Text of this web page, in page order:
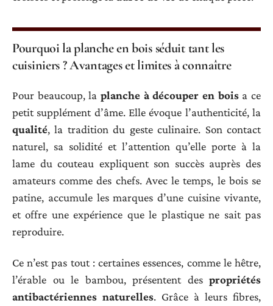
Pourquoi la planche en bois séduit tant les
cuisiniers ? Avantages et limites à connaître
Pour beaucoup, la planche à découper en boisa ce
petit supplément d’âme. Elle évoque l’authenticité, la
qualité, la tradition du geste culinaire. Son contact
naturel, sa solidité et l’attention qu’elle porte à la
lame du couteau expliquent son succès auprès des
amateurs comme des chefs. Avec le temps, le bois se
patine, accumule les marques d’une cuisine vivante,
et offre une expérience que le plastique ne sait pas
reproduire.
Ce n’est pas tout : certaines essences, comme le hêtre,
l’érable ou le bambou, présentent des propriétés
antibactériennes naturelles. Grâce à leurs fibres,